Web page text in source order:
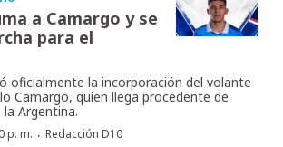
a Camargo y se
para el
oficialmente la incorporación del volante
Camargo, quien llega procedente de
la Argentina.
p. m. · Redacción D10